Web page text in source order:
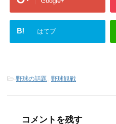
B! はてブ
-野球の話題 野球観戦
コメントを残す